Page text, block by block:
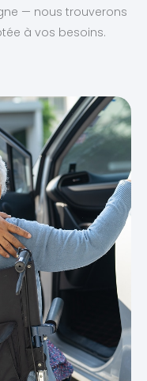
— nous trouverons
à vos besoins.